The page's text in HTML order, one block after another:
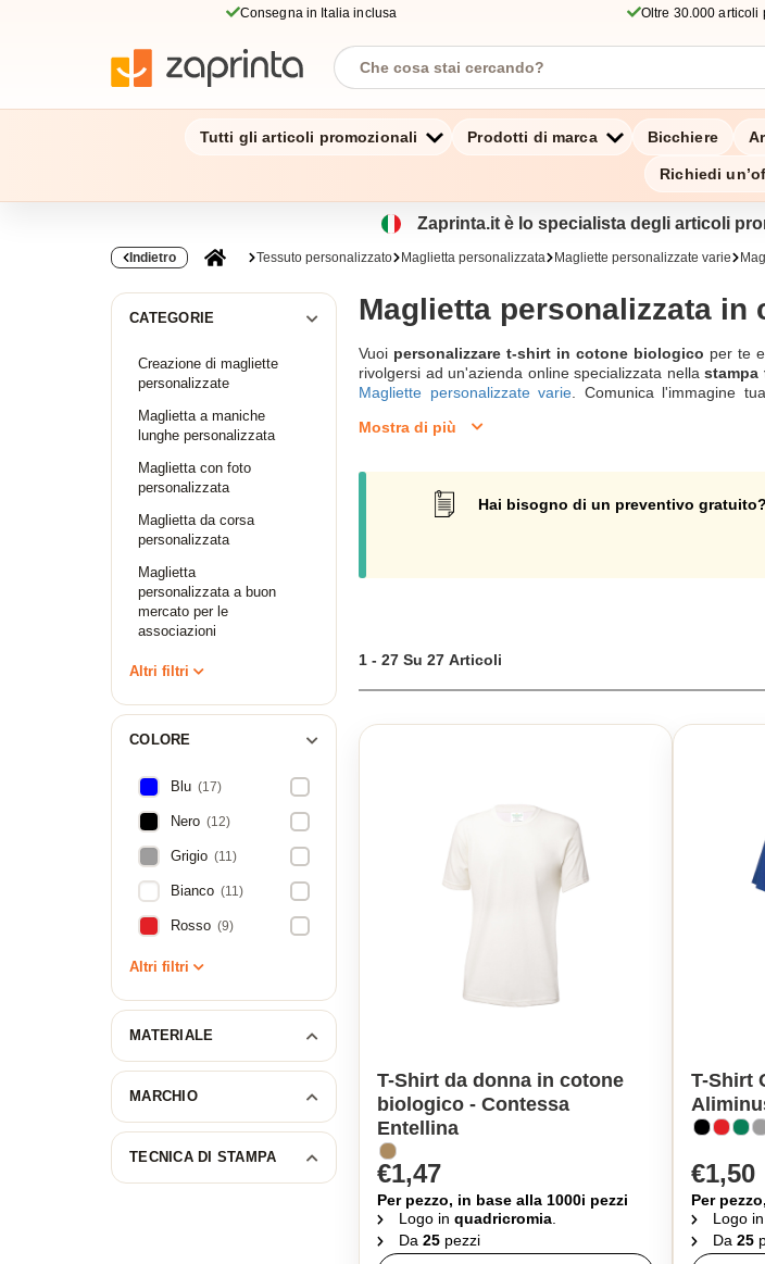
Consegna in Italia inclusa Oltre 30.000 articoli
Tutti gli articoli promozionali Prodotti di marca Bicchiere
Richiedi
Zaprinta.it è lo specialista degli articoli
Indietro Tessuto personalizzato Maglietta personalizzata Magliette personalizzate varie
CATEGORIE
Creazione di magliette
personalizzate
Maglietta a maniche
lunghe personalizzata
Maglietta con foto
personalizzata
Maglietta da corsa
personalizzata
Maglietta
personalizzata a buon
mercato per le
associazioni
Altri filtri
COLORE
Blu (17)
Nero (12)
Grigio (11)
Bianco (11)
Rosso (9)
Altri filtri
MATERIALE
MARCHIO
TECNICA DI STAMPA
Maglietta personalizzata in
Vuoi personalizzare t-shirt in cotone biologico per te
rivolgersi ad un'azienda online specializzata nellastampa
Magliette personalizzate varie . Comunica l'immagine
esigenze con un team professionale.
Mostra di più
Hai bisogno di un preventivo gratuito?
1 - 27 Su 27 Articoli
T-Shirt da donna in cotone
biologico - Contessa
Entellina
€1,47
Per pezzo, in base alla 1000i pezzi
Logo in quadricromia
Da 25 pezzi
T-Shirt
€1,50
Per
Logo in
Da 25